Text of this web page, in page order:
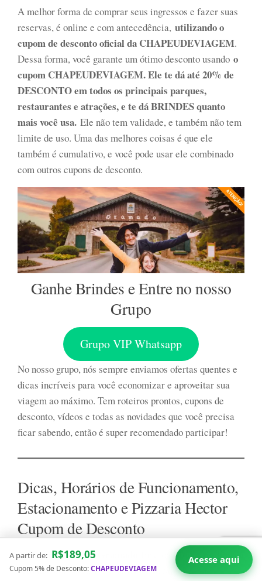
A melhor forma de comprar seus ingressos e fazer suas
reservas, é online e com antecedência, utilizando o
cupom de desconto oficial da CHAPEUDEVIAGEM.
Dessa forma, você garante um ótimo desconto usando o
cupom CHAPEUDEVIAGEM. Ele te dá até 20% de
DESCONTO em todos os principais parques,
restaurantes e atrações, e te dá BRINDES quanto
mais você usa. Ele não tem validade, e também não tem
limite de uso. Uma das melhores coisas é que ele
também é cumulativo, e você pode usar ele combinado
com outros cupons de desconto.
Ganhe Brindes e Entre no nosso
Grupo
Grupo VIP Whatsapp
No nosso grupo, nós sempre enviamos ofertas quentes e
dicas incríveis para você economizar e aproveitar sua
viagem ao máximo. Tem roteiros prontos, cupons de
desconto, vídeos e todas as novidades que você precisa
ficar sabendo, então é super recomendado participar!
Dicas, Horários de Funcionamento,
Estacionamento e Pizzaria Hector
Cupom de Desconto
APizzaria Hector Gramado funcionatodos os dias da
semana, com horários estendidos durante a alta
A partir de: R$189,05
Cupom 5% de Desconto:CHAPEUDEVIAGEM
Acesse aqui